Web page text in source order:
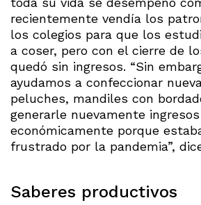
recientemente vendía los
los colegios para que los
a coser, pero con el cierre de
quedó sin ingresos. “Sin
ayudamos a confeccionar
peluches, mandiles con
generarle nuevamente
económicamente porque
frustrado por la pandemia”,
Saberes productivos